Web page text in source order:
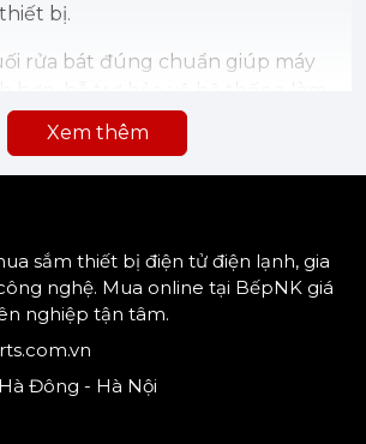
bị.
rửa bát đúng chuẩn giúp máy
bên trong, đồng thời hạn chế
trên bát đĩa sau mỗi lần rửa. Đây
có nếu bạn muốn tối ưu hiệu quả
tuổi thọ máy rửa bát lâu dài.
mụcmuối rửa bát máyđược chọn
phẩm chất lượng, phù hợp cho nhu
Bạn có thể tham khảo các
phổ biến như
hành máy.
Xem thêm
sắm thiết bị điện tử điện lạnh, gia
nghệ. Mua online tại BếpNK giá
nghiệp tận tâm.
Đông - Hà Nội